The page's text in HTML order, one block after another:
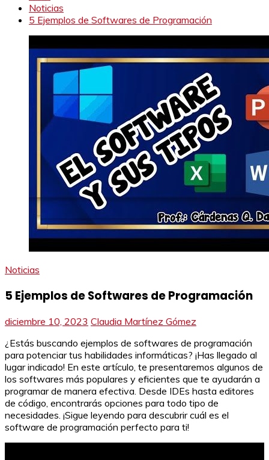
Noticias
5 Ejemplos de Softwares de Programación
Noticias
5 Ejemplos de Softwares de Programación
diciembre 10, 2023 Claudia Martínez Gómez
¿Estás buscando ejemplos de softwares de programación
para potenciar tus habilidades informáticas? ¡Has llegado al
lugar indicado! En este artículo, te presentaremos algunos de
los softwares más populares y eficientes que te ayudarán a
programar de manera efectiva. Desde IDEs hasta editores
de código, encontrarás opciones para todo tipo de
necesidades. ¡Sigue leyendo para descubrir cuál es el
software de programación perfecto para ti!